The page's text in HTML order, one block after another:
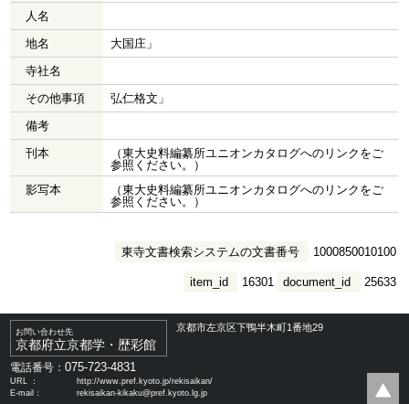
人名
地名
大国庄」
寺社名
その他事項
弘仁格文」
備考
刊本
（東大史料編纂所ユニオンカタログへのリンクをご
参照ください。）
影写本
（東大史料編纂所ユニオンカタログへのリンクをご
参照ください。）
東寺文書検索システムの文書番号 1000850010100
document_id 25633
item_id 16301
お問い合わせ先
京都府立京都学・歴彩館
京都市左京区下鴨半木町1番地29
電話番号：075-723-4831
URL ：
http://www.pref.kyoto.jp/rekisaikan/
E-mail：
rekisaikan-kikaku@pref.kyoto.lg.jp